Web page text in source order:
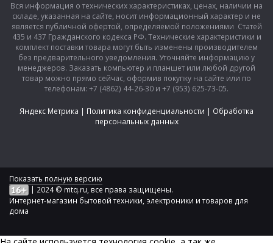
Вся информация о технических характеристиках, ценах, наличии на
складе, указанная на сайте, носит информационный характер и не
является публичной офертой, определяемой положениями Статей
435 и 437 Гражданского кодекса РФ. Технические характеристики и
комплект поставки товара могут быть изменены производителем
без предварительного уведомления. Уточняйте информацию у
менеджеров. Заказать компьютер и планшет или любой другой
товар можно прямо сейчас, оформив покупку на сайте или по
телефонам: +7 (4862) 44-26-30 и +7 (953) 625-73-05.
Яндекс Метрика | Политика конфиденциальности | Обработка
персональных данных
Показать полную версию
| 2024 © mtq.ru, все права защищены.
Интернет-магазин бытовой техники, электроники и товаров для
дома